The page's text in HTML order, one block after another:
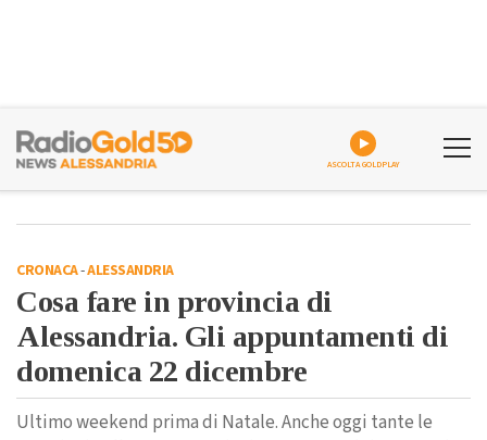
ASCOLTA GOLDPLAY
CRONACA-ALESSANDRIA
Cosa fare in provincia di
Alessandria. Gli appuntamenti di
domenica 22 dicembre
Ultimo weekend prima di Natale. Anche oggi tante le